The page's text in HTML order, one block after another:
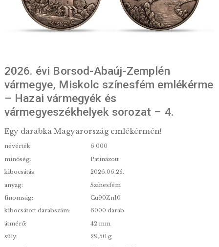
2026. évi Borsod-Abaúj-Zemplén
vármegye, Miskolc színesfém
– Hazai vármegyék és
vármegyeszékhelyek sorozat – 4.
Egy darabka Magyarország emlékérmén!
névérték: 6 000
minőség: Patinázott
kibocsátás: 2026.06.25.
anyag: Színesfém